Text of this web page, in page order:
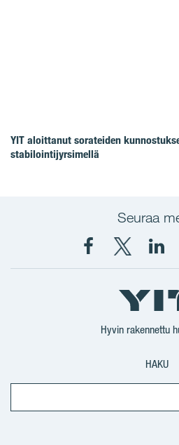
YIT aloittanut sorateiden
stabilointijyrsimellä
Seuraa
Facebook
X
YIT
Suomi
YIT
Hyvin rakennettu
HAKU